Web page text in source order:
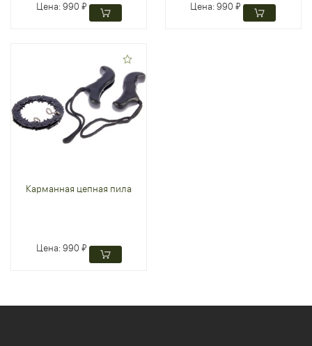
Цена:990 ₽ Цена:990 ₽
Карманная цепная пила
Цена:990 ₽